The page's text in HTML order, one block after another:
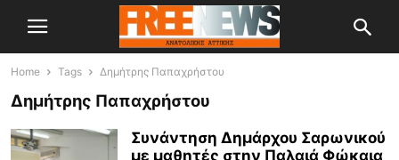
Home Tags Δημήτρης Παπαχρήστου
Δημήτρης Παπαχρήστου
Συνάντηση Δημάρχου Σαρωνικού
με μαθητές στην Παλαιά Φώκαια